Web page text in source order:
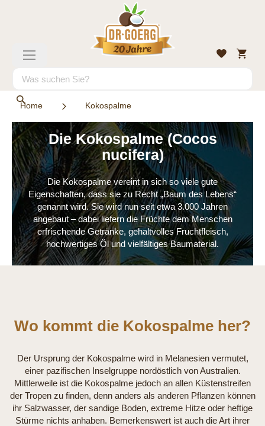
Suche
Wunschliste
Mein
Home Kokospalme
Die Kokospalme (Cocos
nucifera)
Die Kokospalme vereint in sich so viele gute
Eigenschaften, dass sie zu Recht „Baum des Lebens“
genannt wird. Sie wird nun seit etwa 3.000 Jahren
angebaut – dabei liefern die Früchte dem Menschen
erfrischende Getränke, gehaltvolles Fruchtfleisch,
hochwertiges Öl und vielfältiges Baumaterial.
Wo kommt die Kokospalme her?
Der Ursprung der Kokospalme wird in Melanesien vermutet,
einer pazifischen Inselgruppe nordöstlich von Australien.
Mittlerweile ist die Kokospalme jedoch an allen Küstenstreifen
der Tropen zu finden, denn anders als anderen Pflanzen können
ihr Salzwasser, der sandige Boden, extreme Hitze oder heftige
Stürme nichts anhaben. Bemerkenswert ist auch die Art ihrer